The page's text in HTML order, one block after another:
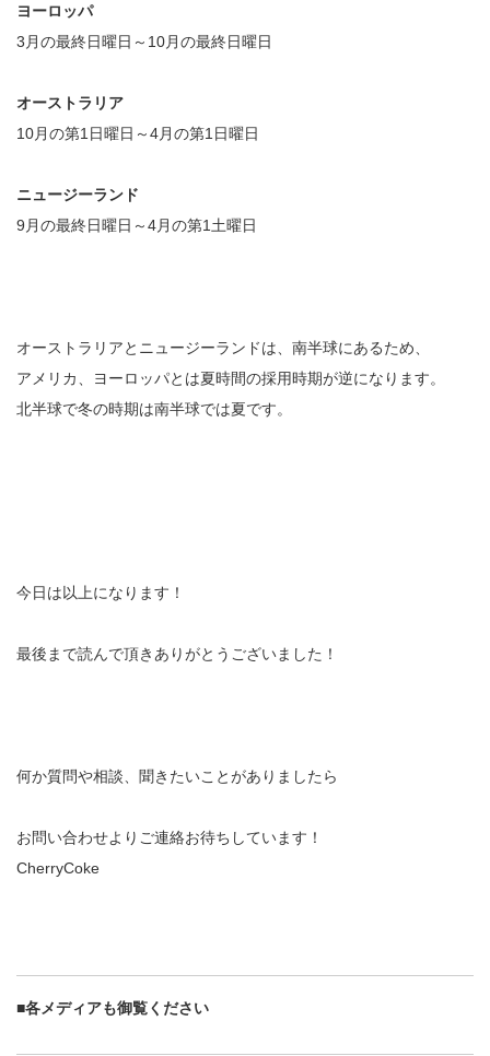
ヨーロッパ
3月の最終日曜日～10月の最終日曜日
オーストラリア
10月の第1日曜日～4月の第1日曜日
ニュージーランド
9月の最終日曜日～4月の第1土曜日
オーストラリアとニュージーランドは、南半球にあるため、
アメリカ、ヨーロッパとは夏時間の採用時期が逆になります。
北半球で冬の時期は南半球では夏です。
今日は以上になります！
最後まで読んで頂きありがとうございました！
何か質問や相談、聞きたいことがありましたら
お問い合わせよりご連絡お待ちしています！
CherryCoke
■各メディアも御覧ください